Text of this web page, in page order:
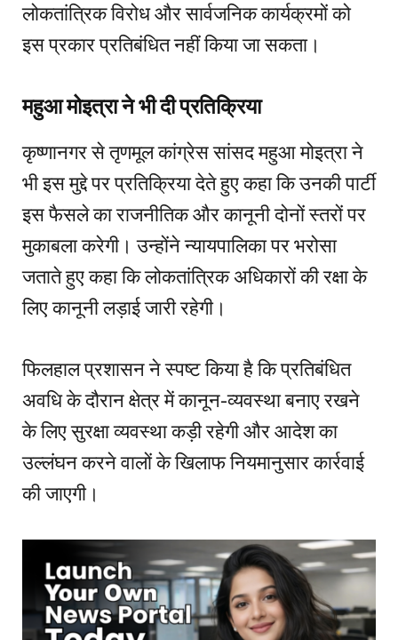
लोकतांत्रिक विरोध और सार्वजनिक कार्यक्रमों को
इस प्रकार प्रतिबंधित नहीं किया जा सकता।
महुआ मोइत्रा ने भी दी प्रतिक्रिया
कृष्णानगर से तृणमूल कांग्रेस सांसद महुआ मोइत्रा ने
भी इस मुद्दे पर प्रतिक्रिया देते हुए कहा कि उनकी पार्टी
इस फैसले का राजनीतिक और कानूनी दोनों स्तरों पर
मुकाबला करेगी। उन्होंने न्यायपालिका पर भरोसा
जताते हुए कहा कि लोकतांत्रिक अधिकारों की रक्षा के
लिए कानूनी लड़ाई जारी रहेगी।
फिलहाल प्रशासन ने स्पष्ट किया है कि प्रतिबंधित
अवधि के दौरान क्षेत्र में कानून-व्यवस्था बनाए रखने
के लिए सुरक्षा व्यवस्था कड़ी रहेगी और आदेश का
उल्लंघन करने वालों के खिलाफ नियमानुसार कार्रवाई
की जाएगी।